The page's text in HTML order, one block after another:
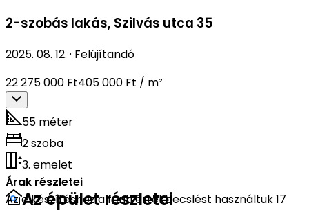
2-szobás lakás, Szilvás utca 35
2025. 08. 12. · Felújítandó
22 275 000 Ft405 000 Ft / m²
55 méter
2 szoba
3. emelet
Árak részletei
Az elkészítéshez a fenti értékbecslést használtuk 17
Az épület részletei